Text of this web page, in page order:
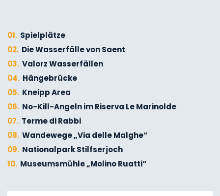
01. Spielplätze
02. Die Wasserfälle von Saent
03. Valorz Wasserfällen
04. Hängebrücke
05. Kneipp Area
06. No-Kill-Angeln im Riserva Le Marinolde
07. Terme di Rabbi
08. Wandewege „Via delle Malghe“
09. Nationalpark Stilfserjoch
10. Museumsmühle „Molino Ruatti“